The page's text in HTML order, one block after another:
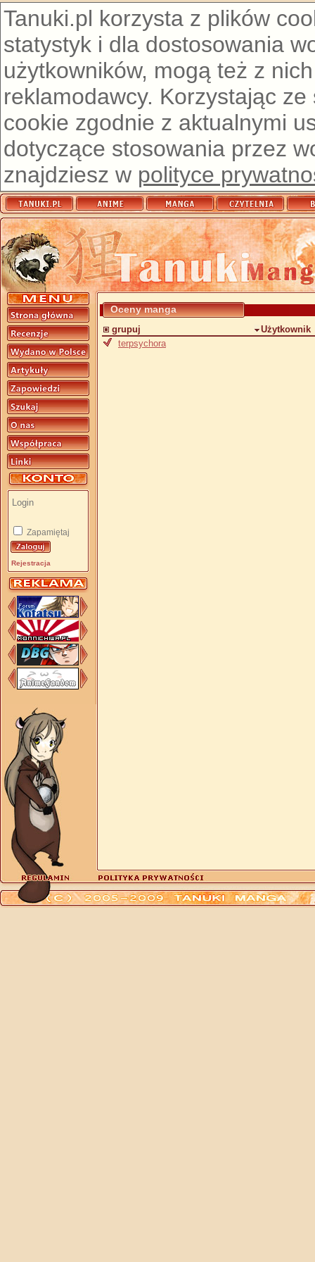
Tanuki.pl korzysta z plików
statystyk i dla dostosowania
użytkowników, mogą też z
reklamodawcy. Korzystając
cookie zgodnie z aktualnymi
dotyczące stosowania przez
znajdziesz w polityce
Zapamiętaj
Rejestracja
Oceny manga
grupuj
Użytkownik
terpsychora